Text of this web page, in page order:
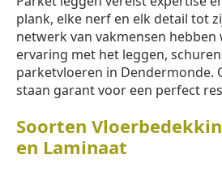
plank, elke nerf en elk detail tot
netwerk van vakmensen hebben
ervaring met het leggen,
parketvloeren in Dendermonde.
staan garant voor een perfect
Soorten
en Laminaat